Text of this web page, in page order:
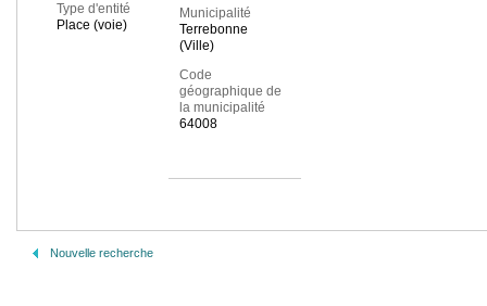
Type d'entité
Place (voie)
Municipalité
Terrebonne
(Ville)
Code
géographique de
la municipalité
64008
Nouvelle recherche